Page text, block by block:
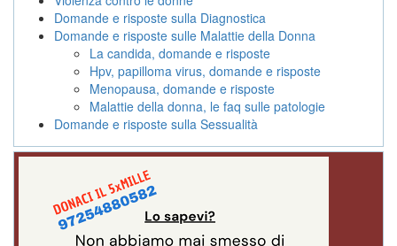
Domande e risposte sulla Diagnostica
Domande e risposte sulle Malattie della Donna
La candida, domande e risposte
Hpv, papilloma virus, domande e risposte
Menopausa, domande e risposte
Malattie della donna, le faq sulle patologie
Domande e risposte sulla Sessualità